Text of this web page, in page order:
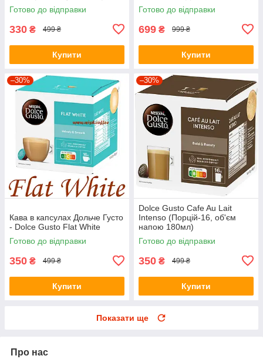
Готово до відправки
330 ₴ 499 ₴
Купити
(1 пачка = 2 флакони = 2
очищення)
Готово до відправки
699 ₴ 999 ₴
Купити
–30%
Кава в капсулах Дольче Густо
- Dolce Gusto Flat White
Готово до відправки
350 ₴ 499 ₴
Купити
–30%
Dolce Gusto Cafe Au Lait
Intenso (Порцій-16, об'єм
напою 180мл)
Готово до відправки
350 ₴ 499 ₴
Купити
Показати ще
Про нас